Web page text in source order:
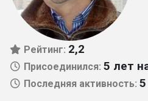
Рейтинг: 2,2
Присоединился: 5 лет
Последняя активность: